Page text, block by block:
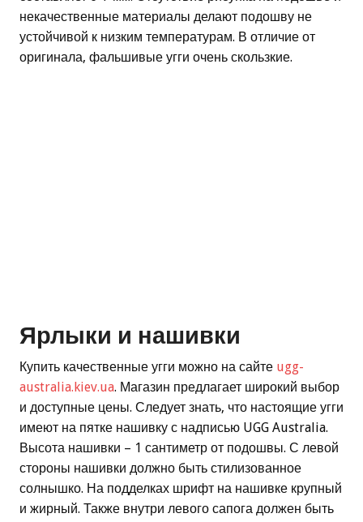
некачественные материалы делают подошву не
устойчивой к низким температурам. В отличие от
оригинала, фальшивые угги очень скользкие.
Ярлыки и нашивки
Купить качественные угги можно на сайте ugg-
australia.kiev.ua. Магазин предлагает широкий выбор
и доступные цены. Следует знать, что настоящие угги
имеют на пятке нашивку с надписью UGG Australia.
Высота нашивки – 1 сантиметр от подошвы. С левой
стороны нашивки должно быть стилизованное
солнышко. На подделках шрифт на нашивке крупный
и жирный. Также внутри левого сапога должен быть